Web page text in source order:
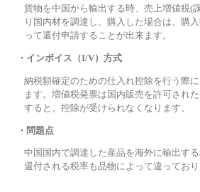
貨物を中国から輸出する時、売上増値税(
り国内材を調達し、購入した場合は、購
って還付申請することが出来ます。
・インボイス（I/V）方式
納税額確定のための仕入れ控除を行う際
ます。増値税発票は国内販売を許可され
すると、控除が受けられなくなります。
・問題点
中国国内で調達した産品を海外に輸出す
還付される税率も品物によって違っており